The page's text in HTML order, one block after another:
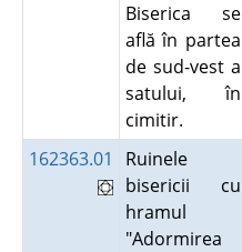
Biserica se
află în partea
de sud-vest a
satului, în
cimitir.
162363.01
Ruinele
bisericii cu
hramul
"Adormirea